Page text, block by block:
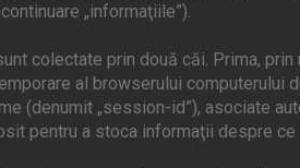
„informaţiile”).
colectate prin două căi. Prima,
al browserului computerului
(denumit „session-id”), asociate
pentru a stoca informaţii despre